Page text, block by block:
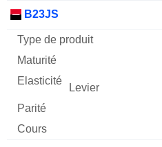
B23JS